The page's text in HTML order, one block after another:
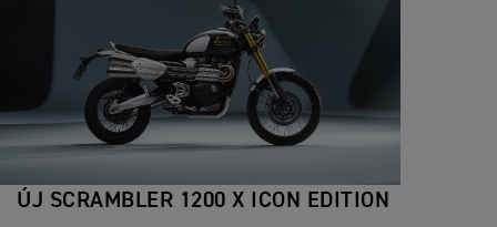
ÚJ SCRAMBLER 1200 X ICON EDITION